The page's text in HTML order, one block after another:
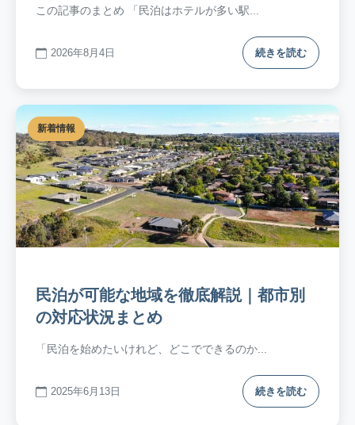
この記事のまとめ 「民泊はホテルが多い駅...
2026年8月4日 続きを読む
新着情報
民泊が可能な地域を徹底解説｜都市別
の対応状況まとめ
「民泊を始めたいけれど、どこでできるのか...
2025年6月13日 続きを読む